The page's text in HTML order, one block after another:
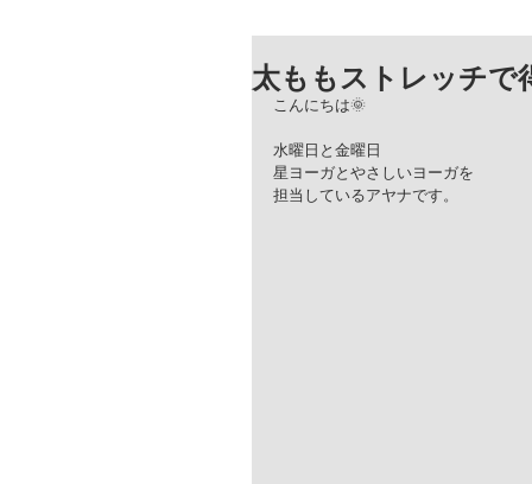
太ももストレッチで
こんにちは🌞
水曜日と金曜日
星ヨーガとやさしいヨーガを
担当しているアヤナです。